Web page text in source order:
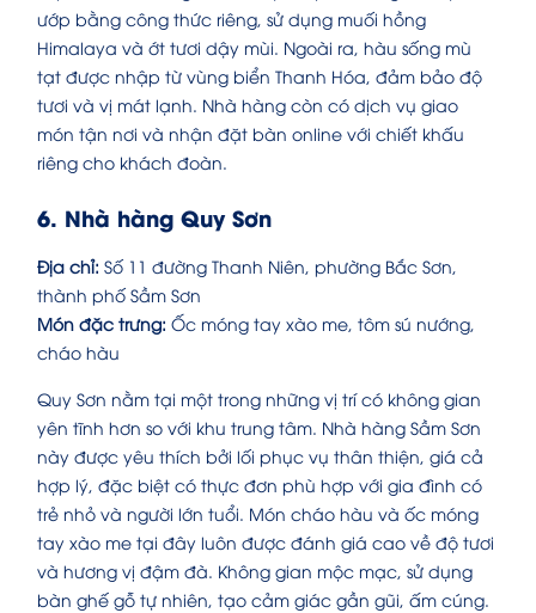
ướp bằng công thức riêng, sử dụng muối hồng
Himalaya và ớt tươi dậy mùi. Ngoài ra, hàu sống mù
tạt được nhập từ vùng biển Thanh Hóa, đảm bảo độ
tươi và vị mát lạnh. Nhà hàng còn có dịch vụ giao
món tận nơi và nhận đặt bàn online với chiết khấu
riêng cho khách đoàn.
6. Nhà hàng Quy Sơn
Địa chỉ: Số 11 đường Thanh Niên, phường Bắc Sơn,
thành phố Sầm Sơn
Món đặc trưng: Ốc móng tay xào me, tôm sú nướng,
cháo hàu
Quy Sơn nằm tại một trong những vị trí có không gian
yên tĩnh hơn so với khu trung tâm. Nhà hàng Sầm Sơn
này được yêu thích bởi lối phục vụ thân thiện, giá cả
hợp lý, đặc biệt có thực đơn phù hợp với gia đình có
trẻ nhỏ và người lớn tuổi. Món cháo hàu và ốc móng
tay xào me tại đây luôn được đánh giá cao về độ tươi
và hương vị đậm đà. Không gian mộc mạc, sử dụng
bàn ghế gỗ tự nhiên, tạo cảm giác gần gũi, ấm cúng.